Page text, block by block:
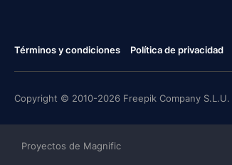
Términos y condiciones Política de privacidad
Copyright © 2010-2026 Freepik Company
Proyectos de Magnific